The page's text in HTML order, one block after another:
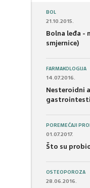
BOL
21.10.2015.
Bolna leđa -
smjernice)
FARMAKOLOGIJA
14.07.2016.
Nesteroidni
POREMEĆAJI
01.07.2017.
Što su
OSTEOPOROZA
28.06.2016.